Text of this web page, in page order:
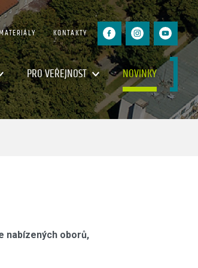
KONTAKTY
PRO VEŘEJNOST NOVINKY
nabízených oborů,